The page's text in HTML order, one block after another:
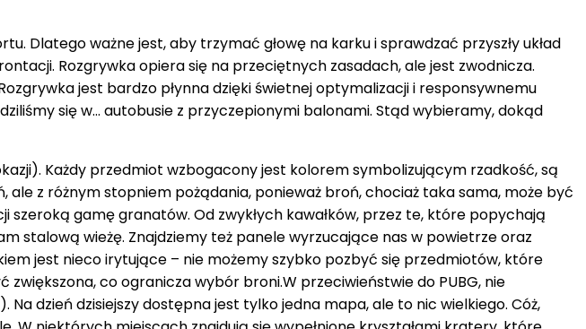
Dlatego ważne jest, aby trzymać głowę na karku i sprawdzać przyszły układ
Rozgrywka opiera się na przeciętnych zasadach, ale jest zwodnicza.
jest bardzo płynna dzięki świetnej optymalizacji i responsywnemu
się w... autobusie z przyczepionymi balonami. Stąd wybieramy, dokąd
Każdy przedmiot wzbogacony jest kolorem symbolizującym rzadkość, są
z różnym stopniem pożądania, ponieważ broń, chociaż taka sama, może być
gamę granatów. Od zwykłych kawałków, przez te, które popychają
stalową wieżę. Znajdziemy też panele wyrzucające nas w powietrze oraz
jest nieco irytujące – nie możemy szybko pozbyć się przedmiotów, które
co ogranicza wybór broni.W przeciwieństwie do PUBG, nie
dzień dzisiejszy dostępna jest tylko jedna mapa, ale to nic wielkiego. Cóż,